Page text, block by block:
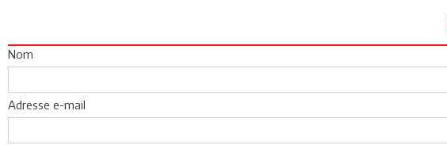
Nom
Adresse e-mail